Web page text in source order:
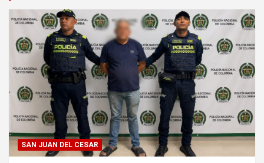
SAN JUAN DEL CESAR